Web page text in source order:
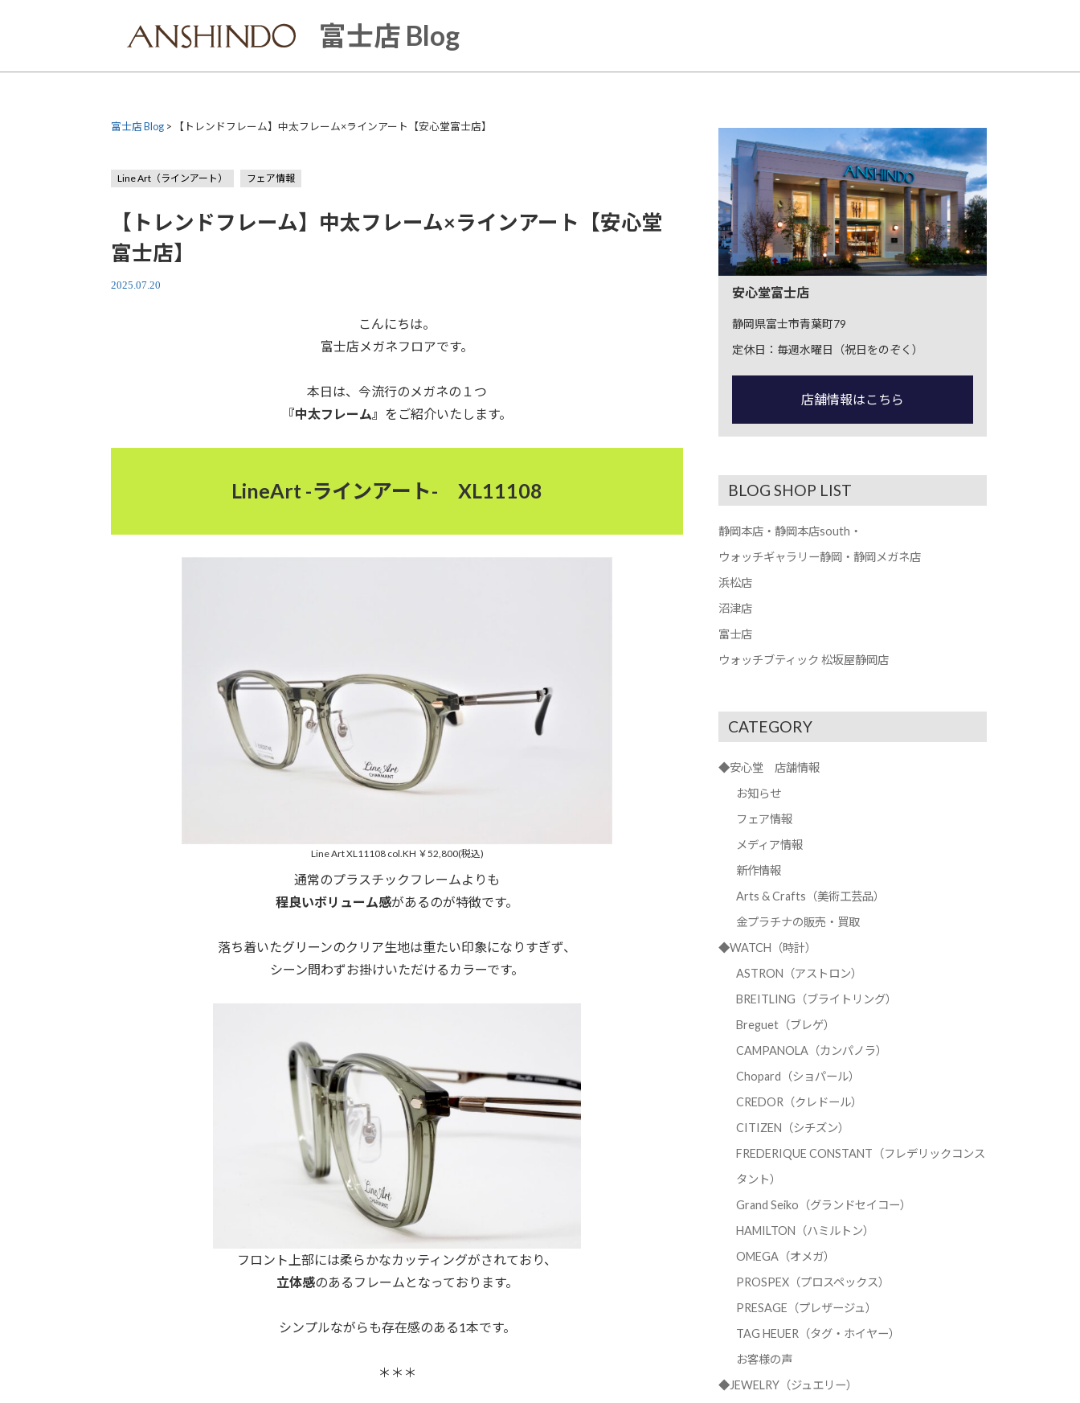
富士店 Blog
富士店 Blog > 【トレンドフレーム】中太フレーム×ラインアート【安心堂富士店】
Line Art（ラインアート） フェア情報
【トレンドフレーム】中太フレーム×ラインアート【安心堂
富士店】
2025.07.20
こんにちは。
富士店メガネフロアです。
本日は、今流行のメガネの１つ
『中太フレーム』 をご紹介いたします。
LineArt -ラインアート- XL11108
Line Art XL11108 col.KH ￥52,800(税込)
通常のプラスチックフレームよりも
程良いボリューム感があるのが特徴です。
落ち着いたグリーンのクリア生地は重たい印象になりすぎず、
シーン問わずお掛けいただけるカラーです。
フロント上部には柔らかなカッティングがされており、
立体感のあるフレームとなっております。
シンプルながらも存在感のある1本です。
＊＊＊
安心堂富士店
静岡県富士市青葉町79
定休日：毎週水曜日（祝日をのぞく）
店舗情報はこちら
BLOG SHOP LIST
静岡本店・静岡本店south・
ウォッチギャラリー静岡・静岡メガネ店
浜松店
沼津店
富士店
ウォッチブティック 松坂屋静岡店
CATEGORY
◆安心堂 店舗情報
お知らせ
フェア情報
メディア情報
新作情報
Arts & Crafts（美術工芸品）
金プラチナの販売・買取
◆WATCH（時計）
ASTRON（アストロン）
BREITLING（ブライトリング）
Breguet（ブレゲ）
CAMPANOLA（カンパノラ）
Chopard（ショパール）
CREDOR（クレドール）
CITIZEN（シチズン）
FREDERIQUE CONSTANT（フレデリックコンス
タント）
Grand Seiko（グランドセイコー）
HAMILTON（ハミルトン）
OMEGA（オメガ）
PROSPEX（プロスペックス）
PRESAGE（プレザージュ）
TAG HEUER（タグ・ホイヤー）
お客様の声
◆JEWELRY（ジュエリー）